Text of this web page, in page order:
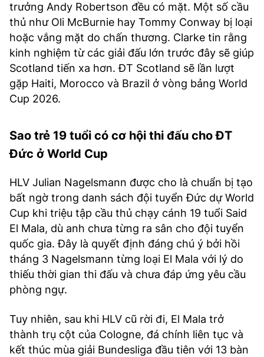
trưởng Andy Robertson đều có mặt. Một số cầu
thủ như Oli McBurnie hay Tommy Conway bị loại
hoặc vắng mặt do chấn thương. Clarke tin rằng
kinh nghiệm từ các giải đấu lớn trước đây sẽ giúp
Scotland tiến xa hơn. ĐT Scotland sẽ lần lượt
gặp Haiti, Morocco và Brazil ở vòng bảng World
Cup 2026.
Sao trẻ 19 tuổi có cơ hội thi đấu cho ĐT
Đức ở World Cup
HLV Julian Nagelsmann được cho là chuẩn bị tạo
bất ngờ trong danh sách đội tuyển Đức dự World
Cup khi triệu tập cầu thủ chạy cánh 19 tuổi Said
El Mala, dù anh chưa từng ra sân cho đội tuyển
quốc gia. Đây là quyết định đáng chú ý bởi hồi
tháng 3 Nagelsmann từng loại El Mala với lý do
thiếu thời gian thi đấu và chưa đáp ứng yêu cầu
phòng ngự.
Tuy nhiên, sau khi HLV cũ rời đi, El Mala trở
thành trụ cột của Cologne, đá chính liên tục và
kết thúc mùa giải Bundesliga đầu tiên với 13 bàn